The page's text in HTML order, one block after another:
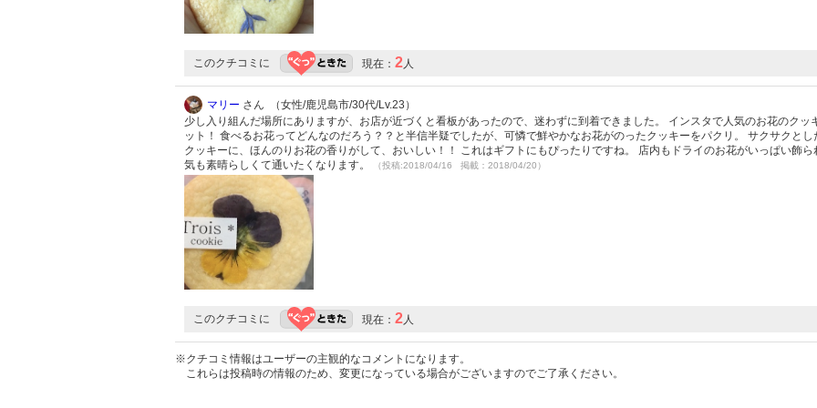
このクチコミに 現在： 2人
マリー さん （女性/鹿児島市/30代/Lv.23）
少し入り組んだ場所にありますが、お店が近づくと看板があったので、迷わずに到着できました。 インスタで人気のお花のクッ
ット！ 食べるお花ってどんなのだろう？？と半信半疑でしたが、可憐で鮮やかなお花がのったクッキーをパクリ。 サクサクとし
クッキーに、ほんのりお花の香りがして、おいしい！！ これはギフトにもぴったりですね。 店内もドライのお花がいっぱい飾ら
気も素晴らしくて通いたくなります。
（投稿:2018/04/16 掲載：2018/04/20）
このクチコミに 現在： 2人
※クチコミ情報はユーザーの主観的なコメントになります。
これらは投稿時の情報のため、変更になっている場合がございますのでご了承ください。